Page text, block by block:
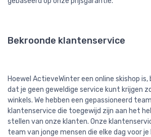
Bekroonde klantenservice
Hoewel ActieveWinter een online skishop
dat je geen geweldige service kunt krijgen
winkels. We hebben een gepassioneerd
klantenservice die toegewijd zijn aan het
stellen van onze klanten. Onze
team van jonge mensen die elke dag voor